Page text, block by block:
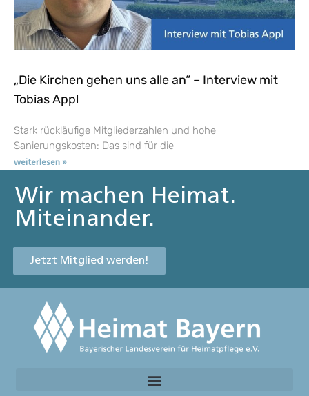
„Die Kirchen gehen uns alle an“ – Interview mit
Tobias Appl
Stark rückläufige Mitgliederzahlen und hohe
Sanierungskosten: Das sind für die
weiterlesen »
Wir machen Heimat.
Miteinander.
Jetzt Mitglied werden!